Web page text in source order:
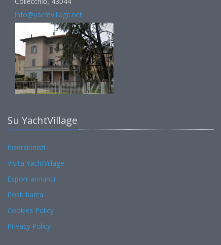
info@yachtvillage.net
Su YachtVillage
Inserzionisti
Visita YachtVillage
Esponi annunci
Posti barca
Cookies Policy
Privacy Policy